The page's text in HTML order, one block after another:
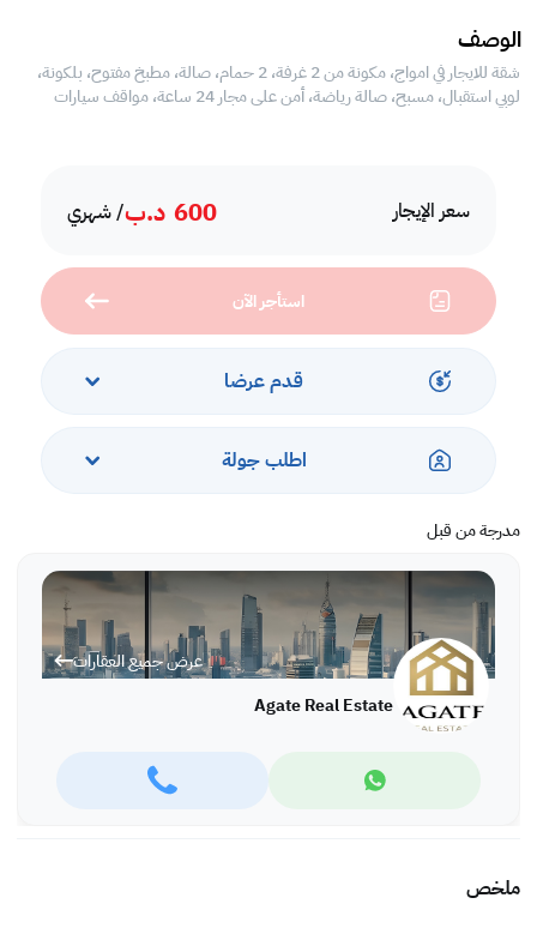
سعر الإيجار 600 د.ب/ شهري
استأجر الآن
قدم عرضا
اطلب جولة
مدرجة من قبل
عرض جميع العقارات
Agate Real Estate
الوصف
شقة للايجار في امواج، مكونة من 2 غرفة، 2 حمام، صالة، مطبخ مفتوح، بلكونة،
لوبي استقبال، مسبح، صالة رياضة، أمن على مجار 24 ساعة، مواقف سيارات
ملخص